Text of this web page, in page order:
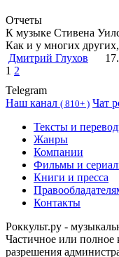
Отчеты
К музыке Стивена
Как и у многих других,
Дмитрий Глухов
1 2
Telegram
Наш канал ( 810+ ) Чат
Тексты и
Жанры
Компании
Фильмы и
Книги и пресса
Контакты
Роккульт.ру -
Частичное или полное
разрешения